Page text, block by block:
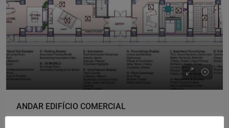
ANDAR EDIFÍCIO COMERCIAL